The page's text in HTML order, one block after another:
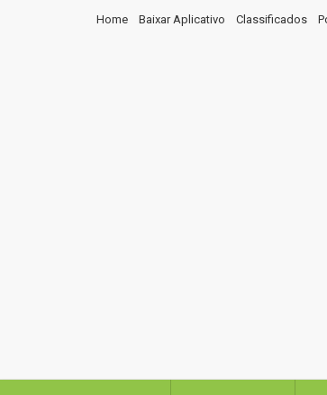
Home Baixar Aplicativo Classificados